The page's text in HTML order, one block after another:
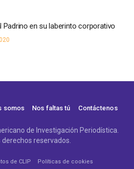
Padrino en su laberinto corporativo
somos Nos faltas tú Contáctenos
de Investigación Periodística.
derechos reservados.
de CLIP Políticas de cookies